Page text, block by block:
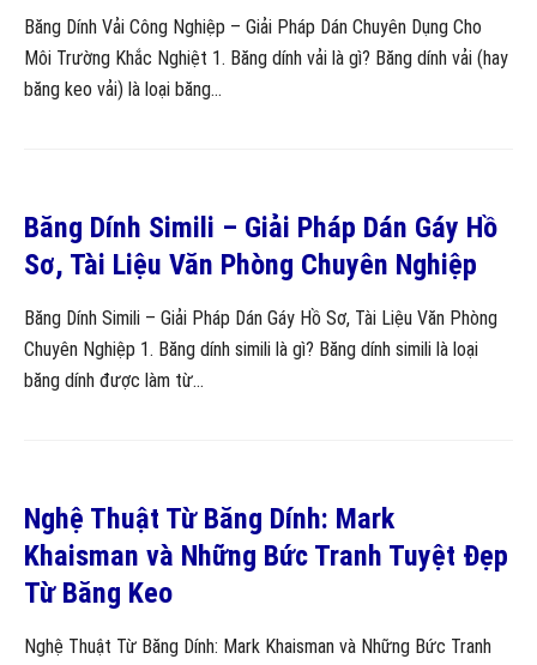
Băng Dính Vải Công Nghiệp – Giải Pháp Dán Chuyên Dụng Cho
Môi Trường Khắc Nghiệt 1. Băng dính vải là gì? Băng dính vải (hay
băng keo vải) là loại băng...
Băng Dính Simili – Giải Pháp Dán Gáy Hồ
Sơ, Tài Liệu Văn Phòng Chuyên Nghiệp
Băng Dính Simili – Giải Pháp Dán Gáy Hồ Sơ, Tài Liệu Văn Phòng
Chuyên Nghiệp 1. Băng dính simili là gì? Băng dính simili là loại
băng dính được làm từ...
Nghệ Thuật Từ Băng Dính: Mark
Khaisman và Những Bức Tranh Tuyệt Đẹp
Từ Băng Keo
Nghệ Thuật Từ Băng Dính: Mark Khaisman và Những Bức Tranh